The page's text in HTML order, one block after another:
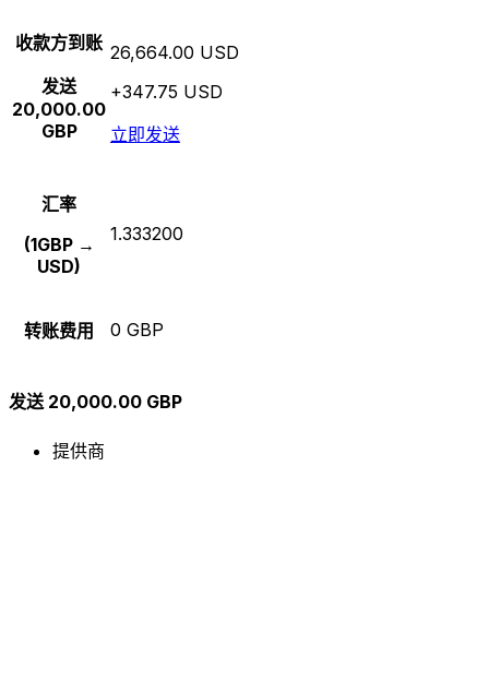
收款方到账
发送
20,000.00
GBP
26,664.00 USD
+347.75 USD
立即发送
汇率
(1GBP →
USD)
1.333200
转账费用 0 GBP
发送 20,000.00 GBP
提供商